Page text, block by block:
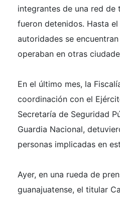
integrantes de una red de
fueron detenidos. Hasta
autoridades se
operaban en otras
En el último mes, la
coordinación con el
Secretaría de Seguridad
Guardia Nacional,
personas implicadas en
Ayer, en una rueda de
guanajuatense, el titular